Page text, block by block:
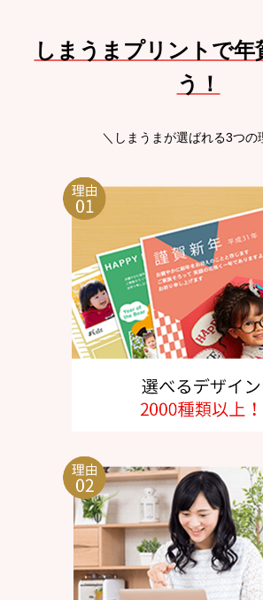
しまうまプリントで年
う！
＼しまうまが選ばれる3つの